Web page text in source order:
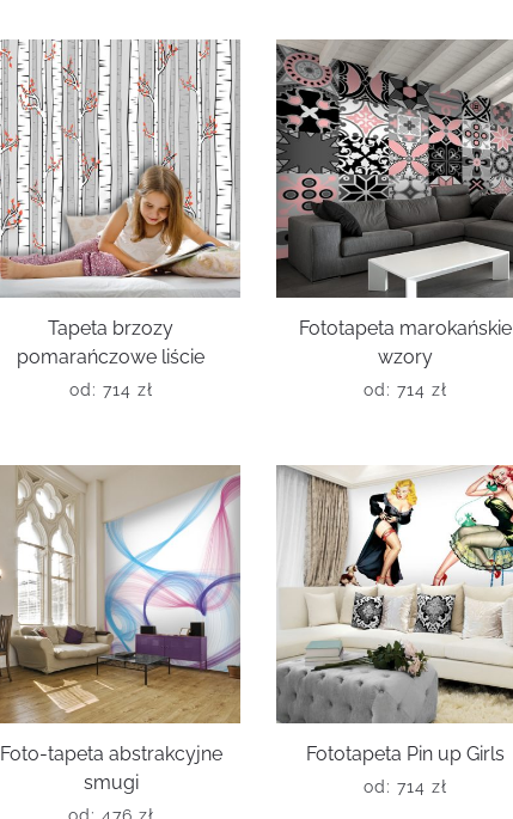
Tapeta brzozy
pomarańczowe liście
od: 714 zł
Fototapeta marokańskie
wzory
od: 714 zł
Foto-tapeta abstrakcyjne
smugi
Fototapeta Pin up Girls
od: 714 zł